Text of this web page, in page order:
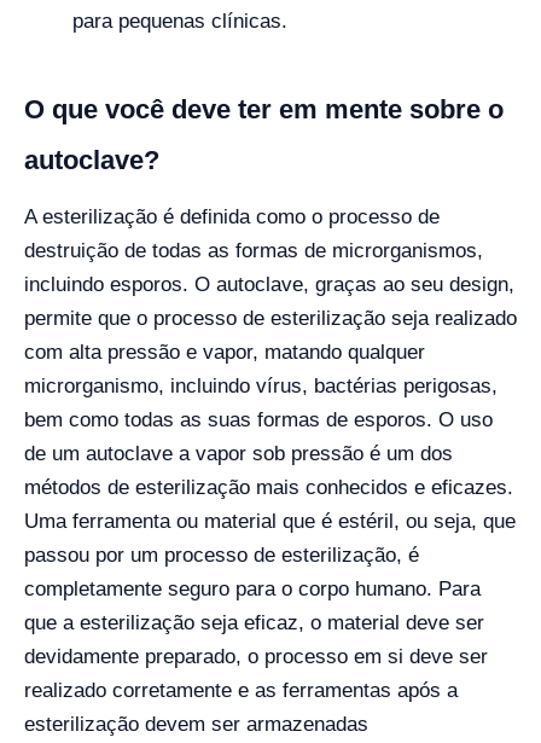
para pequenas clínicas.
O que você deve ter em mente sobre o
autoclave?
A esterilização é definida como o processo de
destruição de todas as formas de microrganismos,
incluindo esporos. O autoclave, graças ao seu design,
permite que o processo de esterilização seja realizado
com alta pressão e vapor, matando qualquer
microrganismo, incluindo vírus, bactérias perigosas,
bem como todas as suas formas de esporos. O uso
de um autoclave a vapor sob pressão é um dos
métodos de esterilização mais conhecidos e eficazes.
Uma ferramenta ou material que é estéril, ou seja, que
passou por um processo de esterilização, é
completamente seguro para o corpo humano. Para
que a esterilização seja eficaz, o material deve ser
devidamente preparado, o processo em si deve ser
realizado corretamente e as ferramentas após a
esterilização devem ser armazenadas